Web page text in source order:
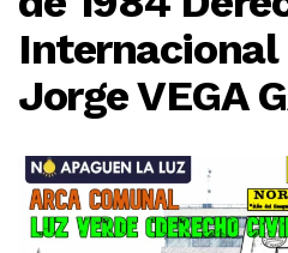
Jorge VEGA